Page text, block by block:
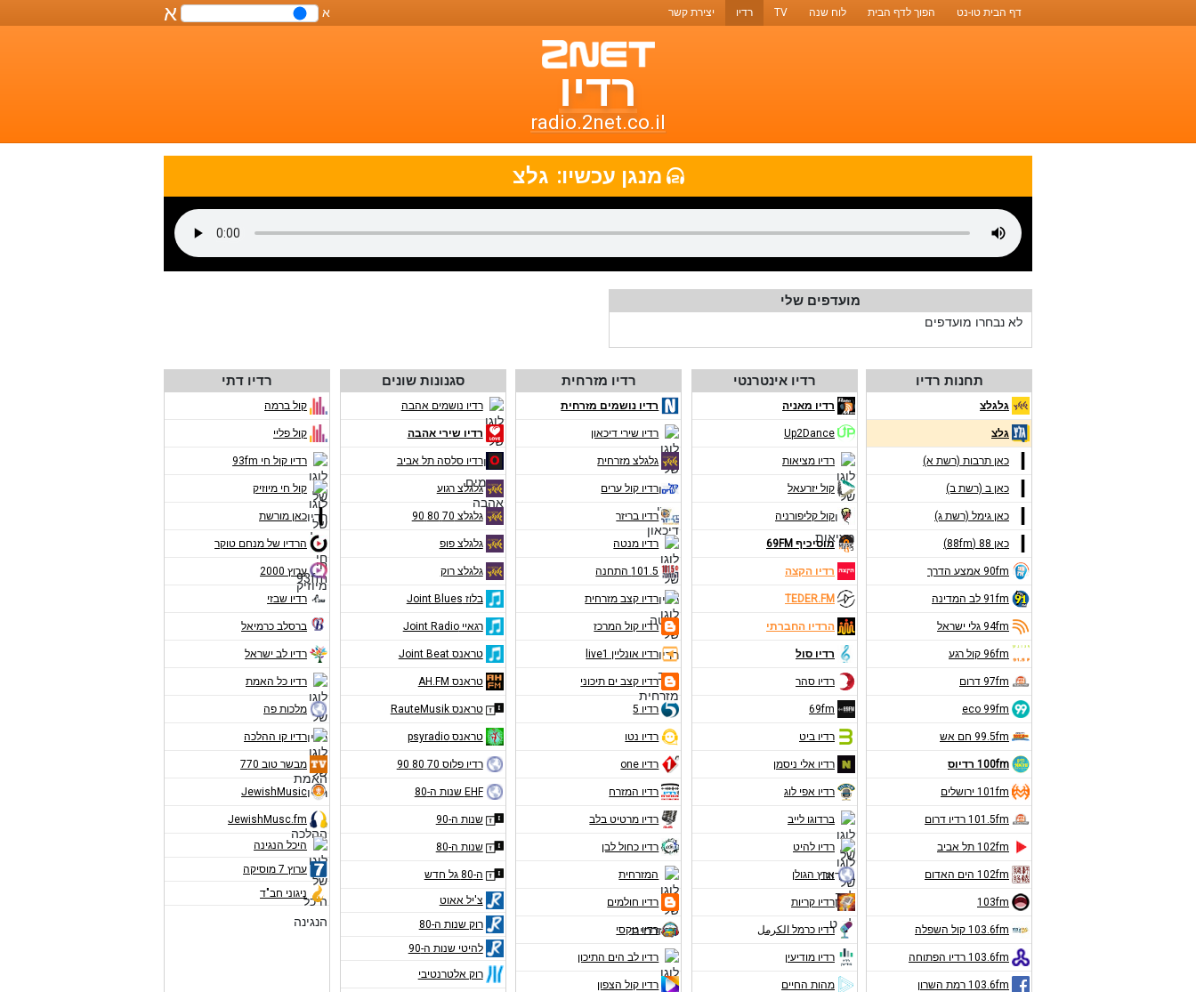
דף הבית טו-נט הפוך לדף הבית לוח שנה TV רדיו יצירת קשר
שליטה
א א
רדיו
טו-נט
רדיו
radio.2net.co.il
תחנות
רדיו
ואתרי
מוזיקה
מנגן עכשיו: גלצ
מועדפים שלי
לא נבחרו מועדפים
תחנות רדיו
גלגלצ
גלצ
כאן תרבות (רשת א)
כאן ב (רשת ב)
כאן גימל (רשת ג)
כאן 88 (88fm)
90fm אמצע הדרך
91fm לב המדינה
94fm גלי ישראל
96fm קול רגע
97fm דרום
eco 99fm
99.5fm חם אש
100fm רדיוס
101fm ירושלים
101.5fm רדיו דרום
102fm תל אביב
102fm הים האדום
103fm
103.6fm קול השפלה
103.6fm רדיו הפתוחה
103.6fm רמת השרון
רדיו אינטרנטי
רדיו מאניה
Up2Dance
רדיו מציאות
קול יזרעאל
קול קליפורניה
מוסיכיף 69FM
רדיו הקצה
TEDER.FM
הרדיו החברתי
רדיו סול
רדיו סהר
69fm
רדיו ביט
רדיו אלי ניסמן
רדיו אפי לוג
ברדוגו לייב
רדיו להיט
ארץ הגולן
רדיו קריות
רדיו כרמל الكرمل
רדיו מודיעין
מהות החיים
רדיו מזרחית
רדיו נושמים מזרחית
רדיו שירי דיכאון
גלגלצ מזרחית
רדיו קול ערים
רדיו בריזר
רדיו מנטה
101.5 התחנה
רדיו קצב מזרחית
רדיו קול המרכז
רדיו אונליין live1
רדיו קצב ים תיכוני
רדיו 5
רדיו נטו
רדיו one
רדיו המזרח
רדיו מרטיט בלב
רדיו כחול לבן
המזרחית
רדיו חולמים
רדיו טקסי
רדיו לב הים התיכון
רדיו קול הצפון
סגנונות שונים
רדיו נושמים אהבה
רדיו שירי אהבה
רדיו סלסה תל אביב
גלגלצ רגוע
גלגלצ 70 80 90
גלגלצ פופ
גלגלצ רוק
בלוז Joint Blues
רגאיי Joint Radio
טראנס Joint Beat
טראנס AH.FM
טראנס RauteMusik
טראנס psyradio
רדיו פלוס 70 80 90
EHF שנות ה-80
שנות ה-90
שנות ה-80
ה-80 גל חדש
צ'יל אאוט
רוק שנות ה-80
להיטי שנות ה-90
רוק אלטרנטיבי
רדיו דתי
קול ברמה
קול פליי
רדיו קול חי 93fm
קול חי מיוזיק
כאן מורשת
הרדיו של מנחם טוקר
ערוץ 2000
רדיו שבזי
ברסלב כרמיאל
רדיו לב ישראל
רדיו כל האמת
מלכות פה
רדיו קו ההלכה
מבשר טוב 770
JewishMusic
JewishMusc.fm
היכל הנגינה
ערוץ 7 מוסיקה
ניגוני חב"ד